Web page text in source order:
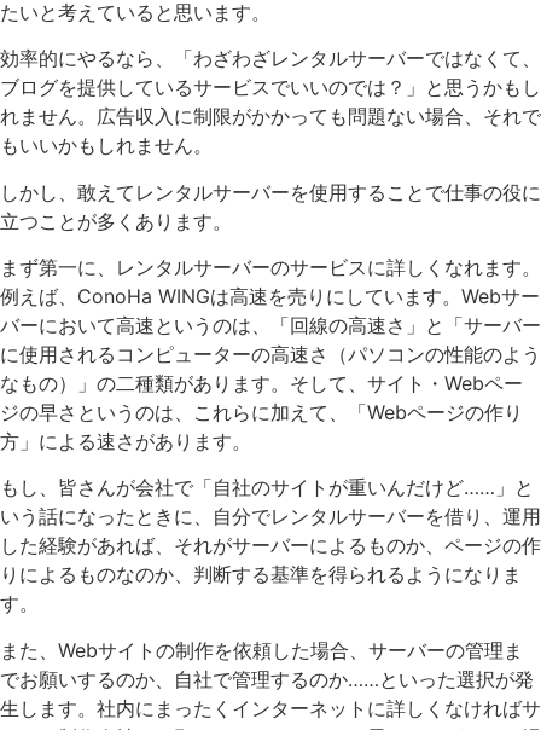
たいと考えていると思います。
効率的にやるなら、「わざわざレンタルサーバーではなくて、
ブログを提供しているサービスでいいのでは？」と思うかもし
れません。広告収入に制限がかかっても問題ない場合、それで
もいいかもしれません。
しかし、敢えてレンタルサーバーを使用することで仕事の役に
立つことが多くあります。
まず第一に、レンタルサーバーのサービスに詳しくなれます。
例えば、ConoHa WINGは高速を売りにしています。Webサー
バーにおいて高速というのは、「回線の高速さ」と「サーバー
に使用されるコンピューターの高速さ（パソコンの性能のよう
なもの）」の二種類があります。そして、サイト・Webペー
ジの早さというのは、これらに加えて、「Webページの作り
方」による速さがあります。
もし、皆さんが会社で「自社のサイトが重いんだけど……」と
いう話になったときに、自分でレンタルサーバーを借り、運用
した経験があれば、それがサーバーによるものか、ページの作
りによるものなのか、判断する基準を得られるようになりま
す。
また、Webサイトの制作を依頼した場合、サーバーの管理ま
でお願いするのか、自社で管理するのか……といった選択が発
生します。社内にまったくインターネットに詳しくなければサ